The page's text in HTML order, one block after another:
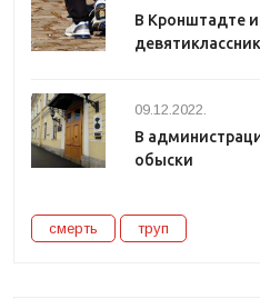
В Кронштадте
09.12.2022.
В
обыски
смерть труп